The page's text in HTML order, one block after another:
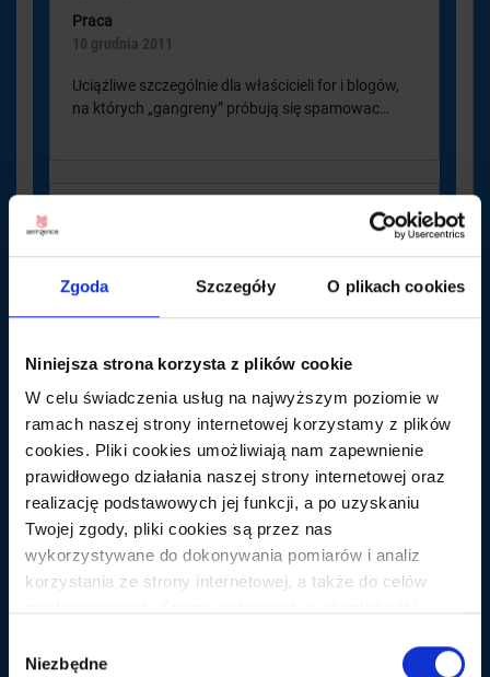
Zgoda Szczegóły O plikach cookies
Niniejsza strona korzysta z plików cookie
W celu świadczenia usług na najwyższym poziomie w
ramach naszej strony internetowej korzystamy z plików
cookies. Pliki cookies umożliwiają nam zapewnienie
prawidłowego działania naszej strony internetowej oraz
realizację podstawowych jej funkcji, a po uzyskaniu
Twojej zgody, pliki cookies są przez nas
wykorzystywane do dokonywania pomiarów i analiz
korzystania ze strony internetowej, a także do celów
anonimowe pingi) podmiotów trzecich w celu korzystania
zgody
Niezbędne
Praca
10 grudnia 2011
Uciążliwe szczególnie dla właścicieli for i blogów,
na których „gangreny” próbują się spamowac…
katalog stron
pozycjonowanej domenie może zaszkodzić taki
blast?
zgred
stara domena to min. 2-3 lata.